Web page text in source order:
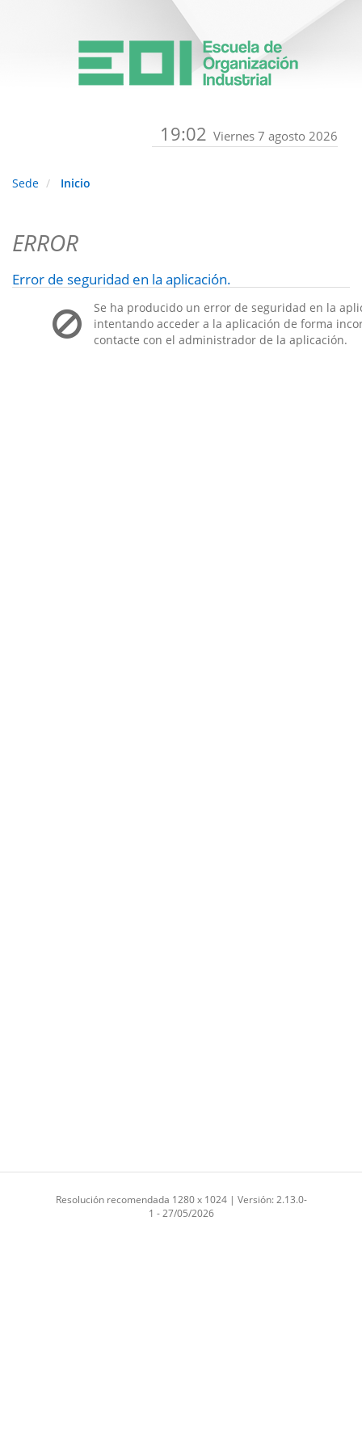
19:02 Viernes 7 agosto 2026
Sede Inicio
ERROR
Error de seguridad en la aplicación.
Se ha producido un error de seguridad en la
intentando acceder a la aplicación de forma
contacte con el administrador de la aplicación.
Resolución recomendada 1280 x 1024 | Versión: 2.13.0-
1 - 27/05/2026